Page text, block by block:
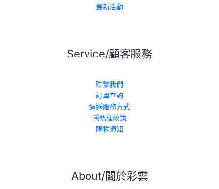
最新活動
Service/顧客服務
聯繫我們
訂單查詢
運送服務方式
隱私權政策
購物須知
About/關於彩雲